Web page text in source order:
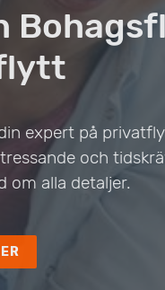
expert på
och
om alla detaljer.